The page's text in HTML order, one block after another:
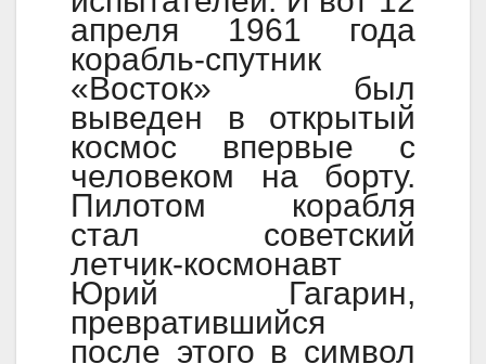
апреля 1961 года
корабль-спутник
«Восток» был
выведен в открытый
космос впервые с
человеком на борту.
Пилотом корабля
стал советский
летчик-космонавт
Юрий Гагарин,
превратившийся
после этого в символ